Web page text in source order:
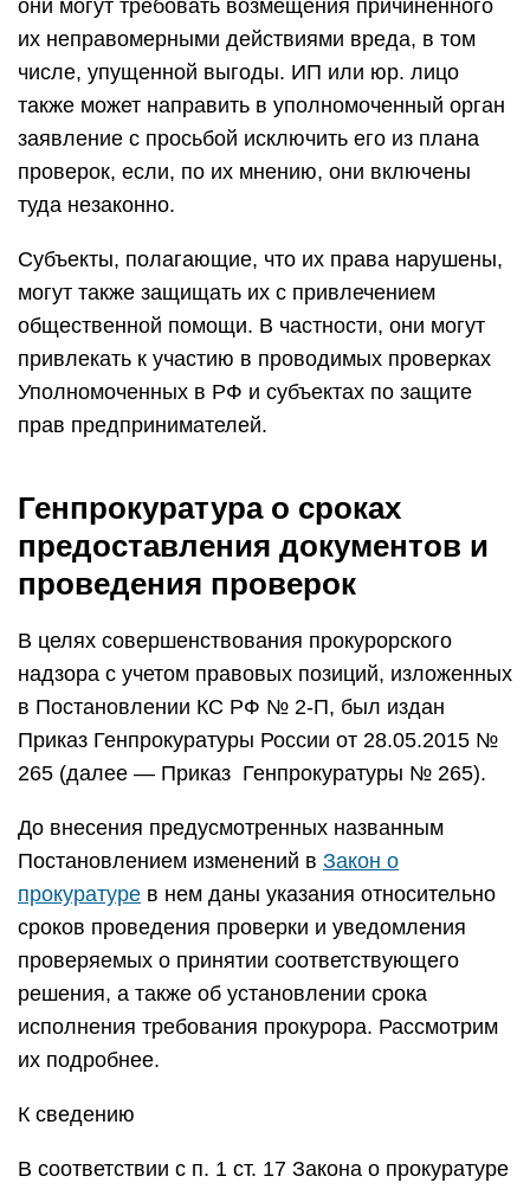
они могут требовать возмещения причиненного
их неправомерными действиями вреда, в том
числе, упущенной выгоды. ИП или юр. лицо
также может направить в уполномоченный орган
заявление с просьбой исключить его из плана
проверок, если, по их мнению, они включены
туда незаконно.
Субъекты, полагающие, что их права нарушены,
могут также защищать их с привлечением
общественной помощи. В частности, они могут
привлекать к участию в проводимых проверках
Уполномоченных в РФ и субъектах по защите
прав предпринимателей.
Генпрокуратура о сроках
предоставления документов и
проведения проверок
В целях совершенствования прокурорского
надзора с учетом правовых позиций, изложенных
в Постановлении КС РФ № 2-П, был издан
Приказ Генпрокуратуры России от 28.05.2015 №
265 (далее — Приказ Генпрокуратуры № 265).
До внесения предусмотренных названным
Постановлением изменений в Закон о
прокуратуре в нем даны указания относительно
сроков проведения проверки и уведомления
проверяемых о принятии соответствующего
решения, а также об установлении срока
исполнения требования прокурора. Рассмотрим
их подробнее.
К сведению
В соответствии с п. 1 ст. 17 Закона о прокуратуре